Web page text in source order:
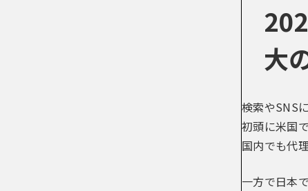
大
検索やSNS
初頭に米国
国内でも代
一方で日本